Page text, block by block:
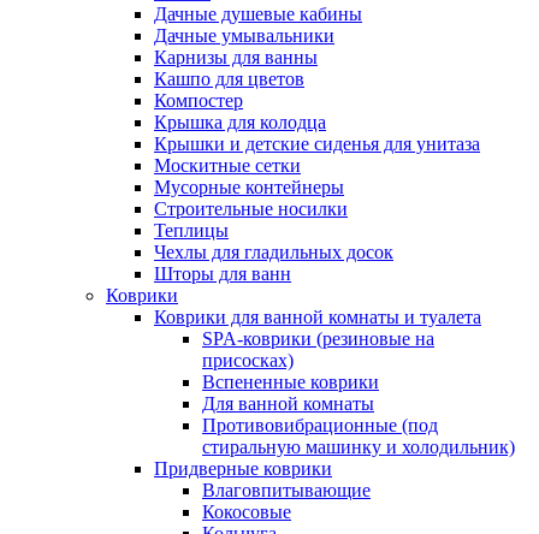
Дачные душевые кабины
Дачные умывальники
Карнизы для ванны
Кашпо для цветов
Компостер
Крышка для колодца
Крышки и детские сиденья для унитаза
Москитные сетки
Мусорные контейнеры
Строительные носилки
Теплицы
Чехлы для гладильных досок
Шторы для ванн
Коврики
Коврики для ванной комнаты и туалета
SPA-коврики (резиновые на
присосках)
Вспененные коврики
Для ванной комнаты
Противовибрационные (под
стиральную машинку и холодильник)
Придверные коврики
Влаговпитывающие
Кокосовые